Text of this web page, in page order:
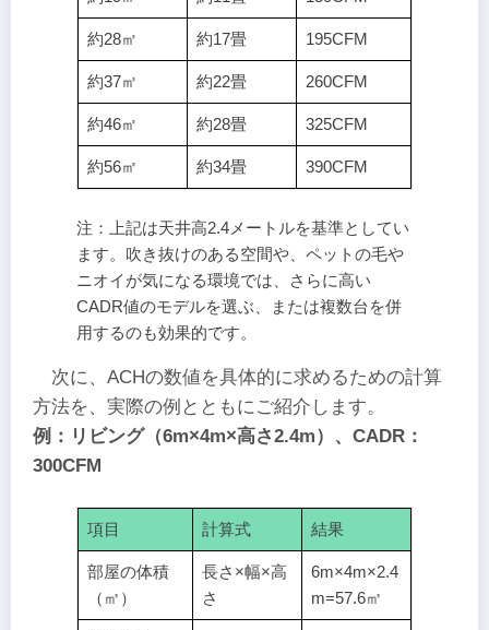
約28㎡ 約17畳 195CFM
約37㎡ 約22畳 260CFM
約46㎡ 約28畳 325CFM
約56㎡ 約34畳 390CFM
注：上記は天井高2.4メートルを基準としてい
ます。吹き抜けのある空間や、ペットの毛や
ニオイが気になる環境では、さらに高い
CADR値のモデルを選ぶ、または複数台を併
用するのも効果的です。
次に、ACHの数値を具体的に求めるための計算
方法を、実際の例とともにご紹介します。
例：リビング（6m×4m×高さ2.4m）、CADR：
300CFM
項目 計算式 結果
部屋の体積
（㎥）
長さ×幅×高
さ
6m×4m×2.4
m=57.6㎥